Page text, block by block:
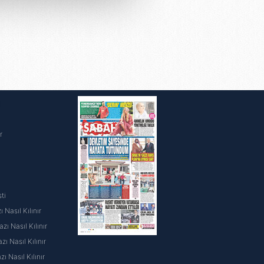
sunulması
ve sizlere yönelik
ve sitemizde ilgili
Nasıl Kılınır
Nasıl Kılınır
Nasıl Kılınır
Nasıl Kılınır